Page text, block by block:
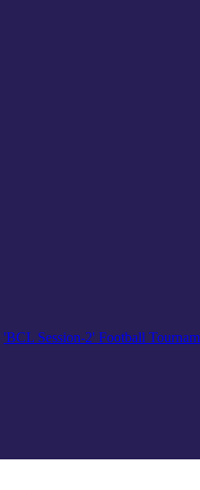
'BCL Session-2' Football